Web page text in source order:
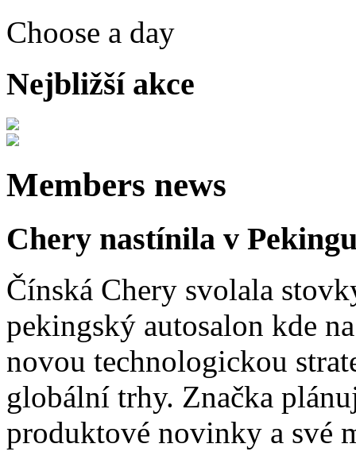
Choose a day
Nejbližší akce
Members news
Chery nastínila v
Čínská Chery svolala
pekingský autosalon kde
novou technologickou
globální trhy. Značka
produktové novinky a své